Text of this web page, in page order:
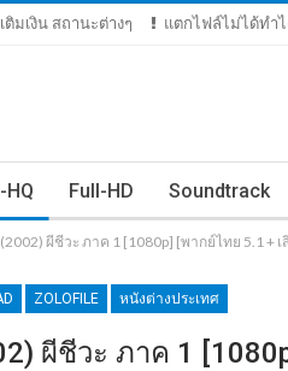
มเงิน สถานะต่างๆ แตกไฟล์ไม่ได้ทำไ
HQ Full-HD Soundtrack
ผีชีวะ ภาค 1 [1080p] [พากย์ไทย 5.1 +
ZOLOFILE หนังต่างประเทศ
ผีชีวะ ภาค 1